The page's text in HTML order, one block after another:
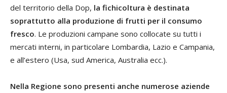
del territorio della Dop, la fichicoltura è destinata
soprattutto alla produzione di frutti per il consumo
fresco. Le produzioni campane sono collocate su tutti i
mercati interni, in particolare Lombardia, Lazio e Campania,
e all’estero (Usa, sud America, Australia ecc.).
Nella Regione sono presenti anche numerose aziende